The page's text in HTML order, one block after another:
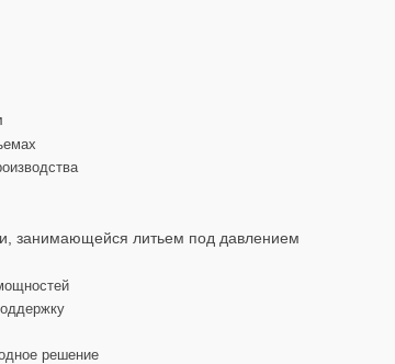
занимающейся литьем под давлением
решение